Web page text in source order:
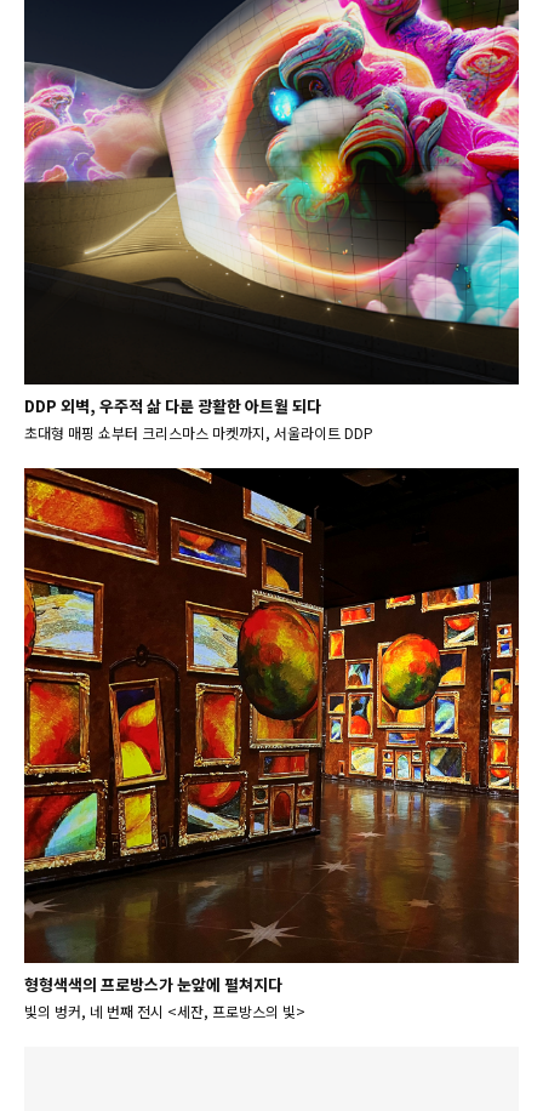
DDP 외벽, 우주적 삶 다룬 광활한 아트월 되다
초대형 매핑 쇼부터 크리스마스 마켓까지, 서울라이트 DDP
형형색색의 프로방스가 눈앞에 펼쳐지다
빛의 벙커, 네 번째 전시 <세잔, 프로방스의 빛>